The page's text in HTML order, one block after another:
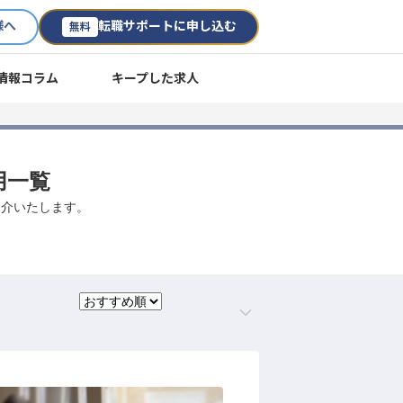
へ 無料 転職サポートに申し込む
報コラム キープした求人
一覧
いたします。